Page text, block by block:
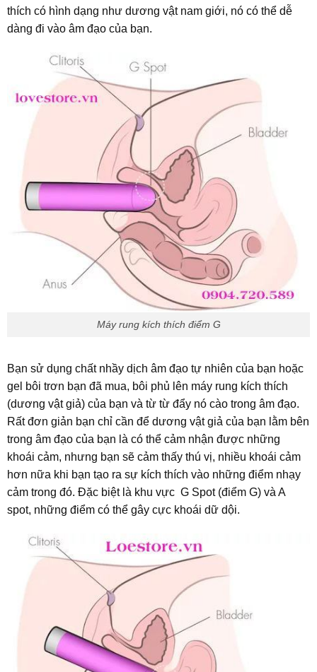
thích có hình dạng như dương vật nam giới, nó có thể dễ
dàng đi vào âm đạo của bạn.
Máy rung kích thích điểm G
Bạn sử dụng chất nhầy dịch âm đạo tự nhiên của bạn hoặc
gel bôi trơn bạn đã mua, bôi phủ lên máy rung kích thích
(dương vật giả) của bạn và từ từ đẩy nó cào trong âm đạo.
Rất đơn giản bạn chỉ cần để dương vật giả của bạn lằm bên
trong âm đạo của bạn là có thể cảm nhận được những
khoái cảm, nhưng bạn sẽ cảm thấy thú vị, nhiều khoái cảm
hơn nữa khi bạn tạo ra sự kích thích vào những điểm nhạy
cảm trong đó. Đặc biệt là khu vực G Spot (điểm G) và A
spot, những điểm có thể gây cực khoái dữ dội.